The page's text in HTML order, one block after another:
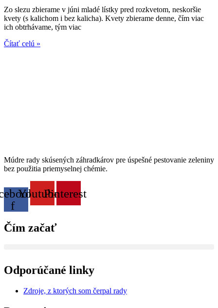
Zo slezu zbierame v júni mladé lístky pred rozkvetom, neskoršie
kvety (s kalichom i bez kalicha). Kvety zbierame denne, čím viac
ich obtrhávame, tým viac
Čítať celú »
Múdre rady skúsených záhradkárov pre úspešné pestovanie zeleniny
bez použitia priemyselnej chémie.
f
YoutubePinterest
Čím začať
Odporúčané linky
Zdroje, z ktorých som čerpal rady